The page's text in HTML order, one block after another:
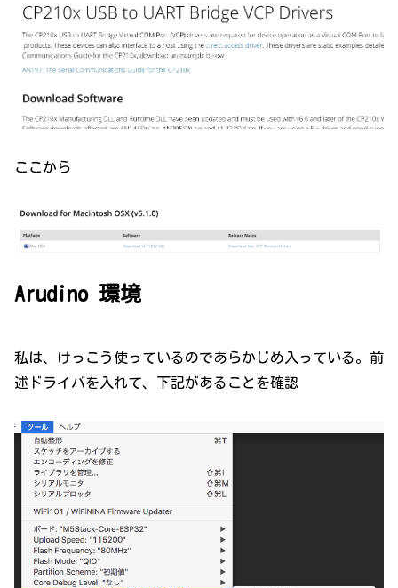
ここから
Arudino 環境
私は、けっこう使っているのであらかじめ入っている。前
述ドライバを入れて、下記があることを確認